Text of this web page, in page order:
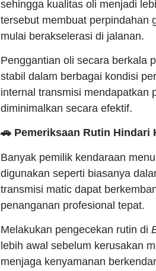
sehingga kualitas oli menjadi
tersebut membuat perpindahan
mulai berakselerasi di jalanan.
Penggantian oli secara berkala
stabil dalam berbagai kondisi
internal transmisi mendapatkan
diminimalkan secara efektif.
🚗 Pemeriksaan Rutin Hindari
Banyak pemilik kendaraan
digunakan seperti biasanya
transmisi matic dapat
penanganan profesional tepat.
Melakukan pengecekan rutin di
lebih awal sebelum kerusakan
menjaga kenyamanan